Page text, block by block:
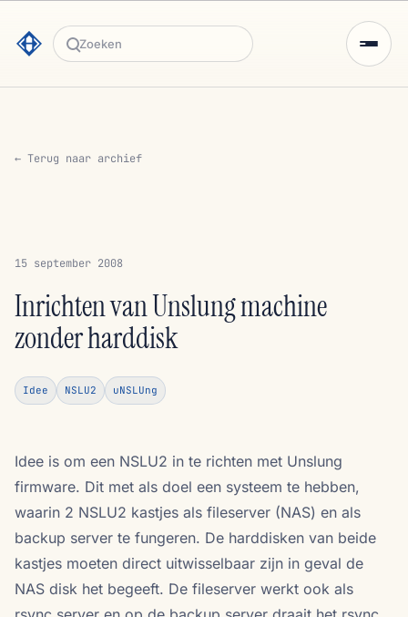
Zoeken
← Terug naar archief
15 september 2008
Inrichten van Unslung machine
zonder harddisk
Idee NSLU2 uNSLUng
Idee is om een NSLU2 in te richten met Unslung
firmware. Dit met als doel een systeem te hebben,
waarin 2 NSLU2 kastjes als fileserver (NAS) en als
backup server te fungeren. De harddisken van beide
kastjes moeten direct uitwisselbaar zijn in geval de
NAS disk het begeeft. De fileserver werkt ook als